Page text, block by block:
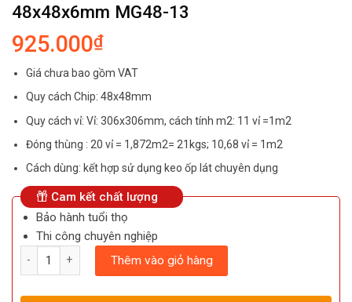
48x48x6mm MG48-13
925.000₫
Giá chưa bao gồm VAT
Quy cách Chip: 48x48mm
Quy cách vỉ: Vỉ: 306x306mm, cách tính m2: 11 vỉ =1m2
Đóng thùng : 20 vỉ = 1,872m2= 21kgs; 10,68 vỉ = 1m2
Cách dùng: kết hợp sử dụng keo ốp lát chuyên dụng
Cam kết chất lượng
Bảo hành tuổi thọ
Thi công chuyên nghiệp
Số lượng
Thêm vào giỏ hàng